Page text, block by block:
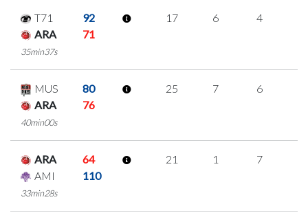
T71
92
ARA
71
35min37s
17 6 4
MUS
80
ARA
76
40min00s
25 7 6
ARA
64
AMI
110
33min28s
21 1 7